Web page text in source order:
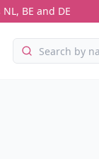
BE and DE